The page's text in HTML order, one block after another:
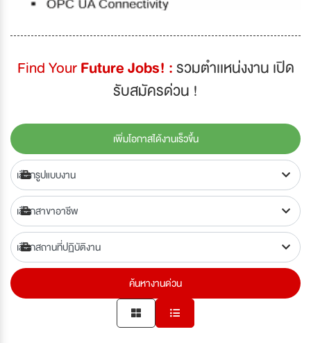
Find YourFuture Jobs! :รวมตำเเหน่งงาน เปิด
รับสมัครด่วน !
เพิ่มโอกาสได้งานเร็วขึ้น
ค้นหางานด่วน